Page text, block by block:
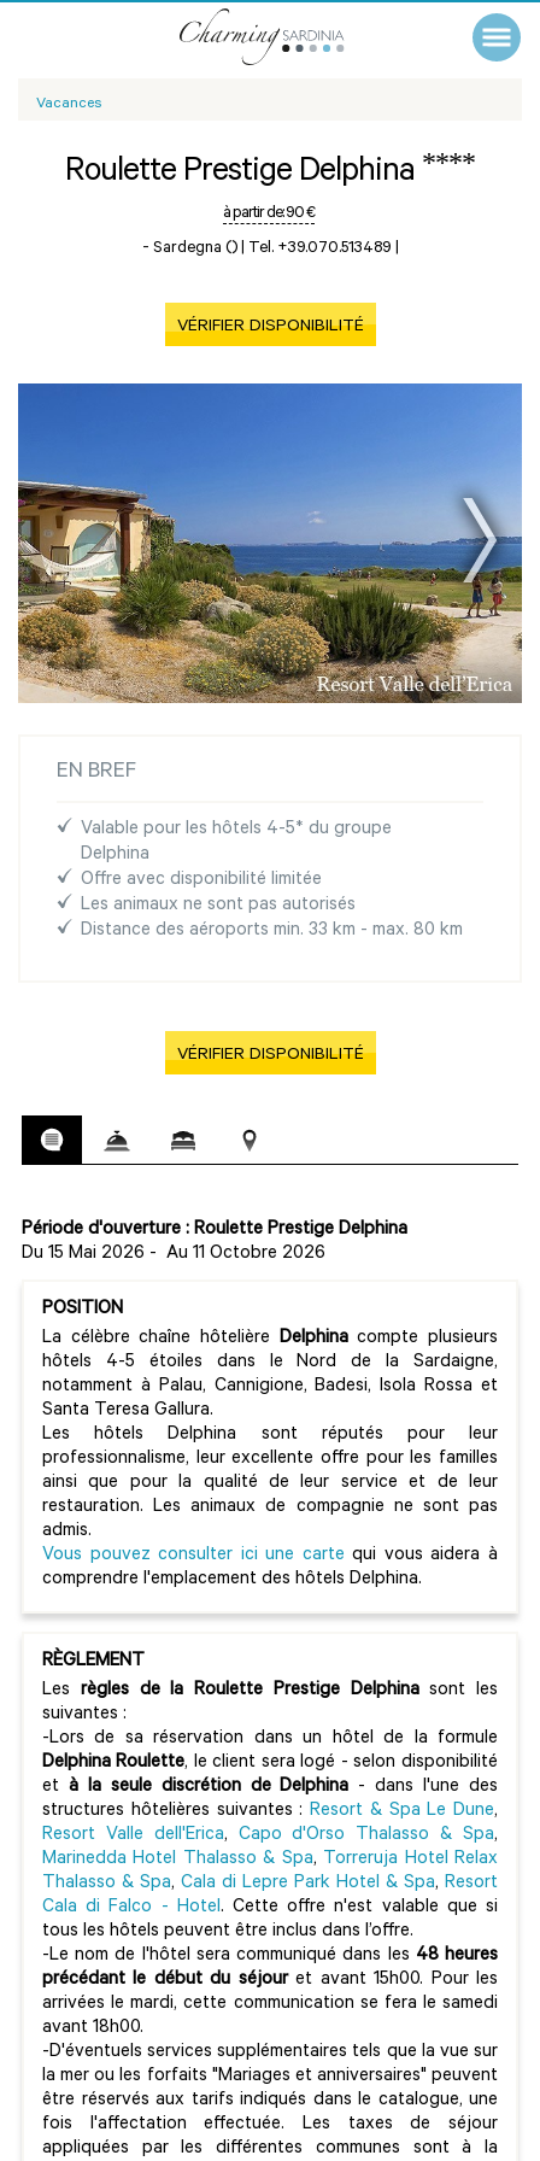
Vacances
Roulette Prestige Delphina ****
à partir de:90 €
- Sardegna () | Tel. +39.070.513489 |
VÉRIFIER DISPONIBILITÉ
EN BREF
Valable pour les hôtels 4-5* du groupe
Delphina
Offre avec disponibilité limitée
Les animaux ne sont pas autorisés
Distance des aéroports min. 33 km - max. 80 km
VÉRIFIER DISPONIBILITÉ
Période d'ouverture : Roulette Prestige Delphina
Du 15 Mai 2026 - Au 11 Octobre 2026
POSITION
La célèbre chaîne hôtelière Delphinacompte plusieurs
hôtels 4-5 étoiles dans le Nord de la Sardaigne,
notamment à Palau, Cannigione, Badesi, Isola Rossa et
Santa Teresa Gallura.
Les hôtels Delphina sont réputés pour leur
professionnalisme, leur excellente offre pour les familles
ainsi que pour la qualité de leur service et de leur
restauration. Les animaux de compagnie ne sont pas
admis.
Vous pouvez consulter ici une carte qui vous aidera à
comprendre l'emplacement des hôtels Delphina.
RÈGLEMENT
Les règles de la Roulette Prestige Delphinasont les
suivantes :
-Lors de sa réservation dans un hôtel de la formule
Delphina Roulette, le client sera logé - selon disponibilité
et à la seule discrétion de Delphina - dans l'une des
structures hôtelières suivantes : Resort & Spa Le Dune,
Resort Valle dell'Erica, Capo d'Orso Thalasso & Spa,
Marinedda Hotel Thalasso & Spa, Torreruja Hotel Relax
Thalasso & Spa, Cala di Lepre Park Hotel & Spa, Resort
Cala di Falco - Hotel. Cette offre n'est valable que si
tous les hôtels peuvent être inclus dans l’offre.
-Le nom de l'hôtel sera communiqué dans les 48 heures
précédant le début du séjouret avant 15h00. Pour les
arrivées le mardi, cette communication se fera le samedi
avant 18h00.
-D'éventuels services supplémentaires tels que la vue sur
la mer ou les forfaits "Mariages et anniversaires" peuvent
être réservés aux tarifs indiqués dans le catalogue, une
fois l'affectation effectuée. Les taxes de séjour
appliquées par les différentes communes sont à la